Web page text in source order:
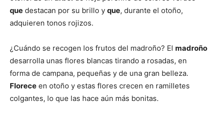
que destacan por su brillo y que, durante el otoño,
adquieren tonos rojizos.
¿Cuándo se recogen los frutos del madroño? El madroño
desarrolla unas flores blancas tirando a rosadas, en
forma de campana, pequeñas y de una gran belleza.
Florece en otoño y estas flores crecen en ramilletes
colgantes, lo que las hace aún más bonitas.